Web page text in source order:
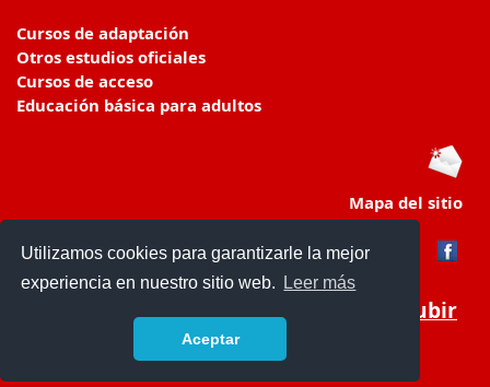
Utilizamos cookies para garantizarle la mejor
experiencia en nuestro sitio web.
Leer más
Aceptar
Cursos de adaptación
Otros estudios oficiales
Cursos de acceso
Educación básica para adultos
Mapa del sitio
Subir